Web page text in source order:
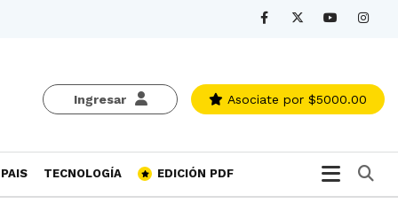
Ingresar Asociate por $5000.00
PAIS TECNOLOGÍA EDICIÓN PDF